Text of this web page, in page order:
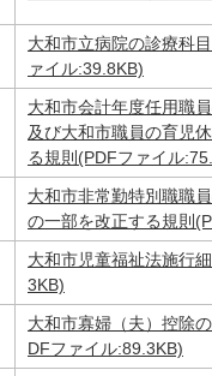
大和市立病院の診療科
ァイル:39.8KB)
大和市会計年度任用職
及び大和市職員の育児
る規則(PDFファイル
大和市非常勤特別職職
の一部を改正する規則
大和市児童福祉法施行
3KB)
大和市寡婦（夫）控除
DFファイル:89.3KB)